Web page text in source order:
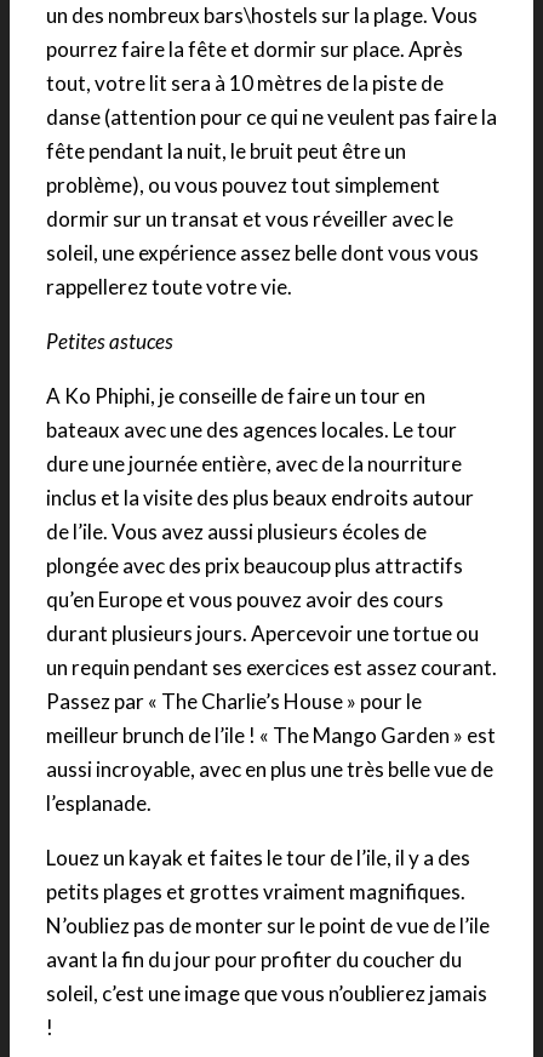
un des nombreux bars\hostels sur la plage. Vous
pourrez faire la fête et dormir sur place. Après
tout, votre lit sera à 10 mètres de la piste de
danse (attention pour ce qui ne veulent pas faire la
fête pendant la nuit, le bruit peut être un
problème), ou vous pouvez tout simplement
dormir sur un transat et vous réveiller avec le
soleil, une expérience assez belle dont vous vous
rappellerez toute votre vie.
Petites astuces
A Ko Phiphi, je conseille de faire un tour en
bateaux avec une des agences locales. Le tour
dure une journée entière, avec de la nourriture
inclus et la visite des plus beaux endroits autour
de l’ile. Vous avez aussi plusieurs écoles de
plongée avec des prix beaucoup plus attractifs
qu’en Europe et vous pouvez avoir des cours
durant plusieurs jours. Apercevoir une tortue ou
un requin pendant ses exercices est assez courant.
Passez par « The Charlie’s House » pour le
meilleur brunch de l’ile ! « The Mango Garden » est
aussi incroyable, avec en plus une très belle vue de
l’esplanade.
Louez un kayak et faites le tour de l’ile, il y a des
petits plages et grottes vraiment magnifiques.
N’oubliez pas de monter sur le point de vue de l’ile
avant la fin du jour pour profiter du coucher du
soleil, c’est une image que vous n’oublierez jamais
!